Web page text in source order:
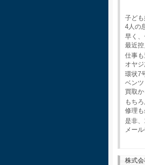
子ども
4人の
早く
最近
仕事も
オヤ
環状7
ベン
買取か
もち
修理
是非
メー
株式